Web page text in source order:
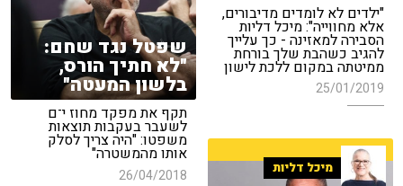
"ילדים לא לומדים מדיבורים,
אלא מחווייה": מיכל דליות
הסבירה למאזינה - כך עלייך
להגיב כשהבת שלך בורחת
ממיטתה במקום ללכת לישון
25/01/2019
שפטל נגד שחם:
"לא חתיך הורס,
בלשון המעטה"
תקף את מפקד מחוז י־ם
לשעבר בעקבות תוצאות
משפטו: "היה צריך לסלק
אותו מהמשטרה"
26/04/2018 מיכל דליות